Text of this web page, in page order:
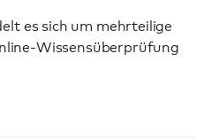
es sich um mehrteilige
Wissensüberprüfung